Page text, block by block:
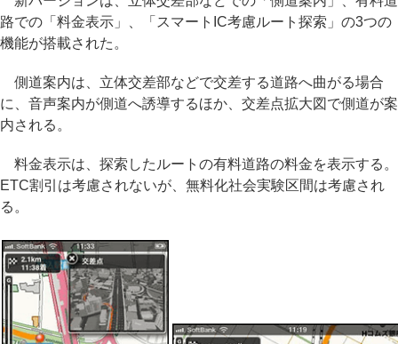
路での「料金表示」、「スマートIC考慮ルート探索」の3つの
機能が搭載された。
側道案内は、立体交差部などで交差する道路へ曲がる場合
に、音声案内が側道へ誘導するほか、交差点拡大図で側道が案
内される。
料金表示は、探索したルートの有料道路の料金を表示する。
ETC割引は考慮されないが、無料化社会実験区間は考慮され
る。